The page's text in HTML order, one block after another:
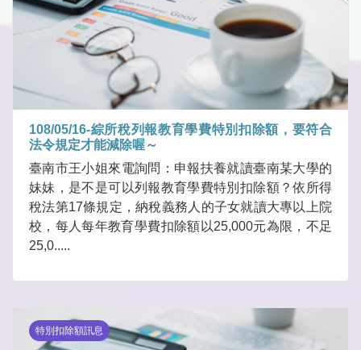
108/05/16-綜所稅列報教育學費特別扣除額，要符合
法令規定才能減除喔～
臺南市王小姐來電詢問：申報扶養就讀臺南某大學的
妹妹，是不是可以列報教育學費特別扣除額？依所得
稅法第17條規定，納稅義務人的子女就讀大專以上院
校，每人每年教育學費扣除額以25,000元為限，不足
25,0.....
特別扣除額訊息